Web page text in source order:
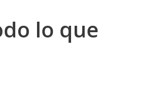
lo que